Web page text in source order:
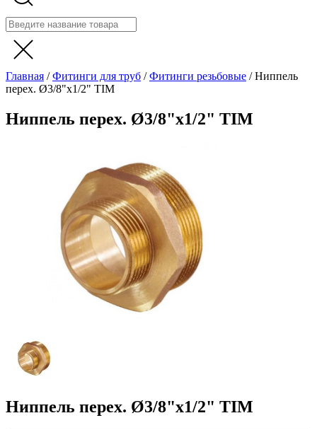
Главная /Фитинги для труб /Фитинги резьбовые /Ниппель
перех. Ø3/8"х1/2" TIM
Ниппель перех. Ø3/8"х1/2" TIM
Ниппель перех. Ø3/8"х1/2" TIM